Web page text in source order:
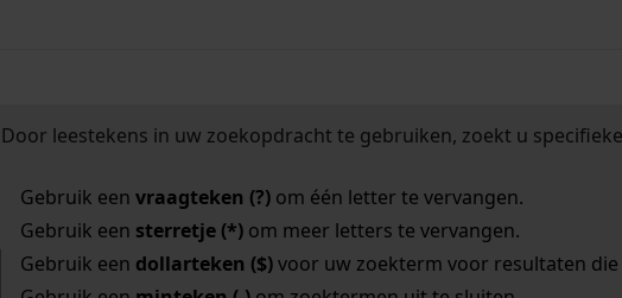
Door leestekens in uw zoekopdracht te gebruiken, zoekt u
Gebruik een vraagteken (?)om één letter te vervangen.
Gebruik een sterretje (*)om meer letters te vervangen.
Gebruik een dollarteken ($)voor uw zoekterm voor resultaten die